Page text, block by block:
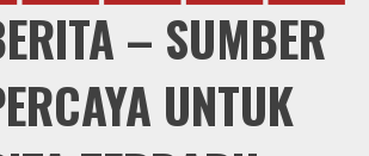
– SUMBER
UNTUK